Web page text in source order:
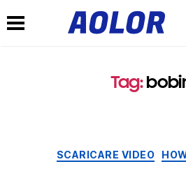
l
o
Tag:
SCARICARE VIDEO